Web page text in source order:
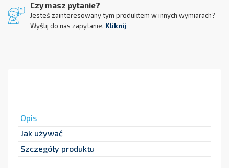
Czy masz pytanie?
Jesteś zainteresowany tym produktem w innych wymiarach?
Wyślij do nas zapytanie. Kliknij
Opis
Jak używać
Szczegóły produktu